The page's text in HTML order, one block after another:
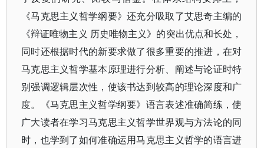
《马克思主义哲学纲要》还充分吸取了艾思奇主编的
《辩证唯物主义 历史唯物主义》的突出优点和长处，
同时还根据时代的新要求做了很多重要的推进，在对
马克思主义哲学基本原理进行分析、阐述与论证时特
别强调逻辑层次性，使该书达到较高的理论深度和广
度。《马克思主义哲学纲要》语言表述准确简练，使
广大读者在学习马克思主义哲学世界观与方法论的同
时，也学到了如何准确运用马克思主义哲学的语言进